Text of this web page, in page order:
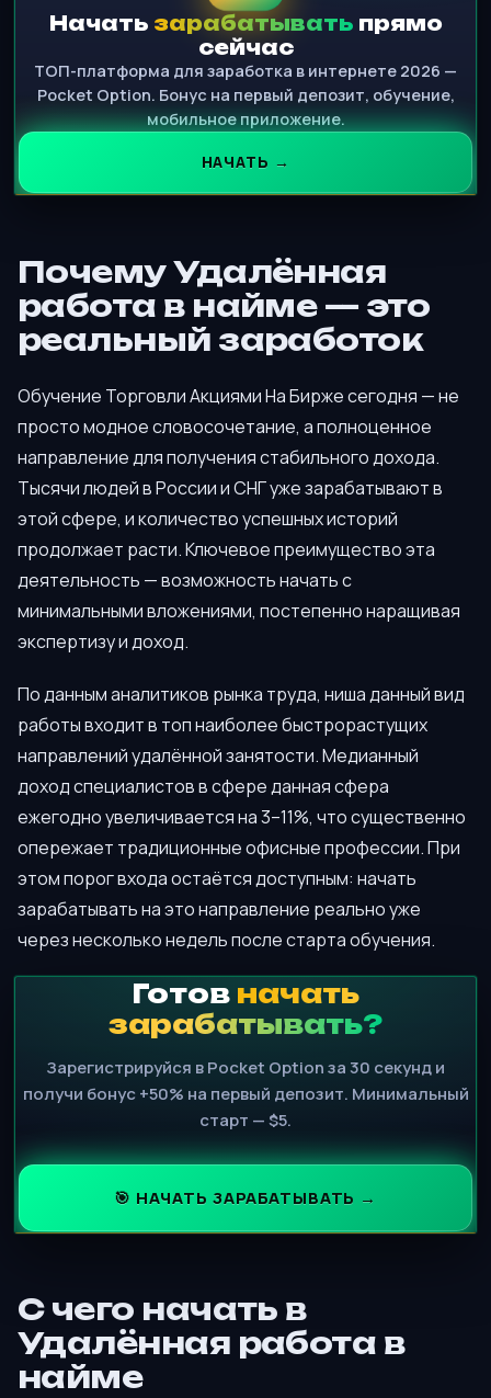
Начать зарабатывать прямо
сейчас
ТОП-платформа для заработка в интернете 2026 —
Pocket Option. Бонус на первый депозит, обучение,
мобильное приложение.
НАЧАТЬ →
Почему Удалённая
работа в найме — это
реальный заработок
Обучение Торговли Акциями На Бирже сегодня — не
просто модное словосочетание, а полноценное
направление для получения стабильного дохода.
Тысячи людей в России и СНГ уже зарабатывают в
этой сфере, и количество успешных историй
продолжает расти. Ключевое преимущество эта
деятельность — возможность начать с
минимальными вложениями, постепенно наращивая
экспертизу и доход.
По данным аналитиков рынка труда, ниша данный вид
работы входит в топ наиболее быстрорастущих
направлений удалённой занятости. Медианный
доход специалистов в сфере данная сфера
ежегодно увеличивается на 3–11%, что существенно
опережает традиционные офисные профессии. При
этом порог входа остаётся доступным: начать
зарабатывать на это направление реально уже
через несколько недель после старта обучения.
Готов начать
зарабатывать?
Зарегистрируйся в Pocket Option за 30 секунд и
получи бонус +50% на первый депозит. Минимальный
старт — $5.
🎯 НАЧАТЬ ЗАРАБАТЫВАТЬ →
С чего начать в
Удалённая работа в
найме